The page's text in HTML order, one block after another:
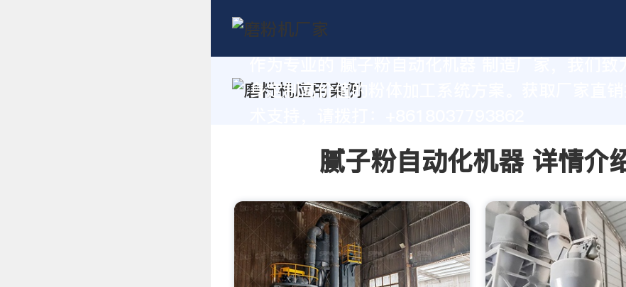
身定制高价值的粉体加工系统方案。获取厂家直销
腻子粉自动化机器 详情介